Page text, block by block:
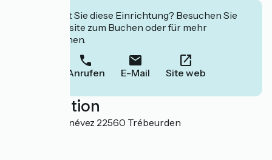
Interessiert Sie diese Einrichtung? Besuchen Sie
deren Website zum Buchen oder für mehr
Informationen.
Anrufen E-Mail Site web
Localisation
38 rue de Kernévez 22560 Trébeurden